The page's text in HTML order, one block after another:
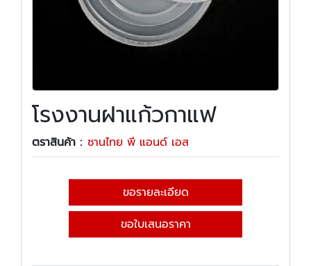
โรงงานฝาแก้วกาแฟ
ตราสินค้า : ซานไทย พี แอนด์ เอส
ขอรายละเอียด
ขอใบเสนอราคา